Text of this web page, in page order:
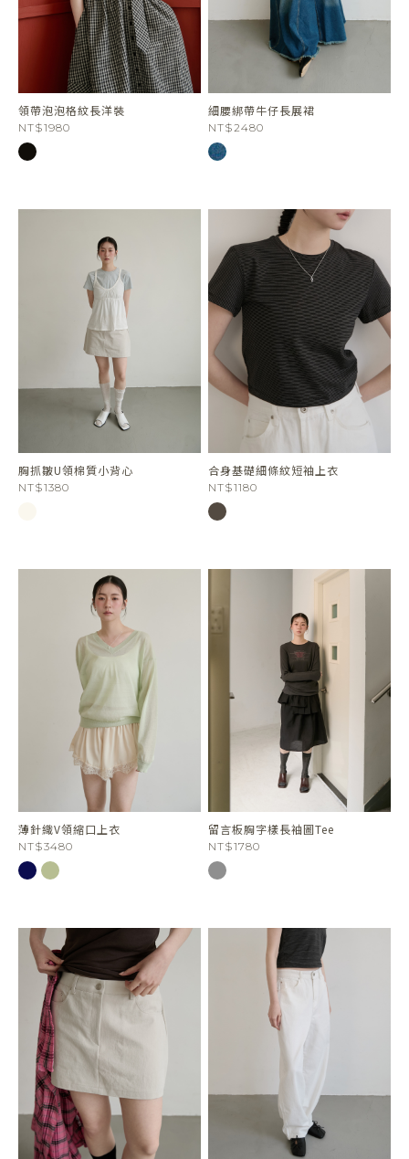
領帶泡泡格紋長洋裝
NT$1980
細腰綁帶牛仔長展裙
NT$2480
胸抓皺U領棉質小背心
NT$1380
合身基礎細條紋短袖上衣
NT$1180
薄針織V領縮口上衣
NT$3480
留言板胸字樣長袖圖Tee
NT$1780